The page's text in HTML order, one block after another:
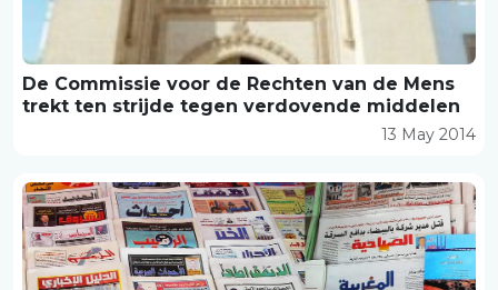
De Commissie voor de Rechten van de Mens
trekt ten strijde tegen verdovende middelen
13 May 2014